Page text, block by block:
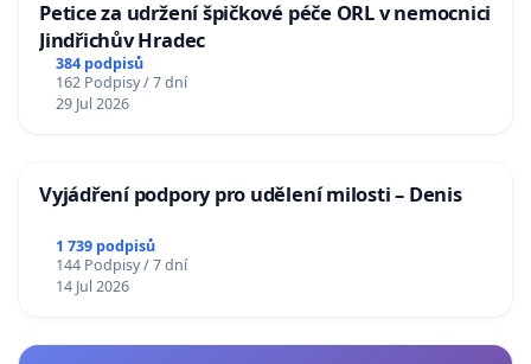
Petice za udržení špičkové péče ORL v nemocnici
Jindřichův Hradec
384 podpisů
162 Podpisy / 7 dní
29 Jul 2026
Vyjádření podpory pro udělení milosti – Denis
1 739 podpisů
144 Podpisy / 7 dní
14 Jul 2026